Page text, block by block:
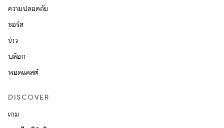
ความปลอดภัย
ซอร์ส
ข่าว
บล็อก
พอดแคสต์
DISCOVER
เกม